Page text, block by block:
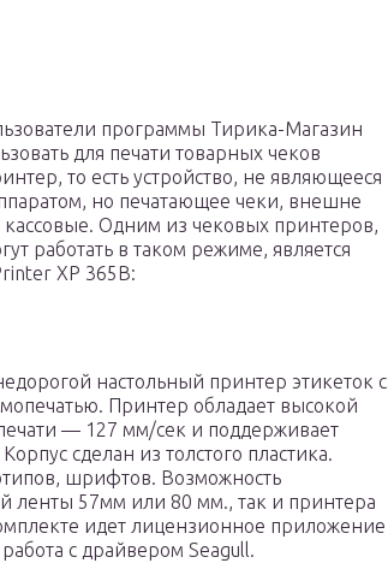
программы Тирика-Магазин
для печати товарных чеков
то есть устройство, не являющееся
но печатающее чеки, внешне
кассовые. Одним из чековых принтеров,
работать в таком режиме, является
XP 365B:
настольный принтер этикеток с
Принтер обладает высокой
— 127 мм/сек и поддерживает
сделан из толстого пластика.
шрифтов. Возможность
ленты 57мм или 80 мм., так и принтера
идет лицензионное приложение
с драйвером Seagull.